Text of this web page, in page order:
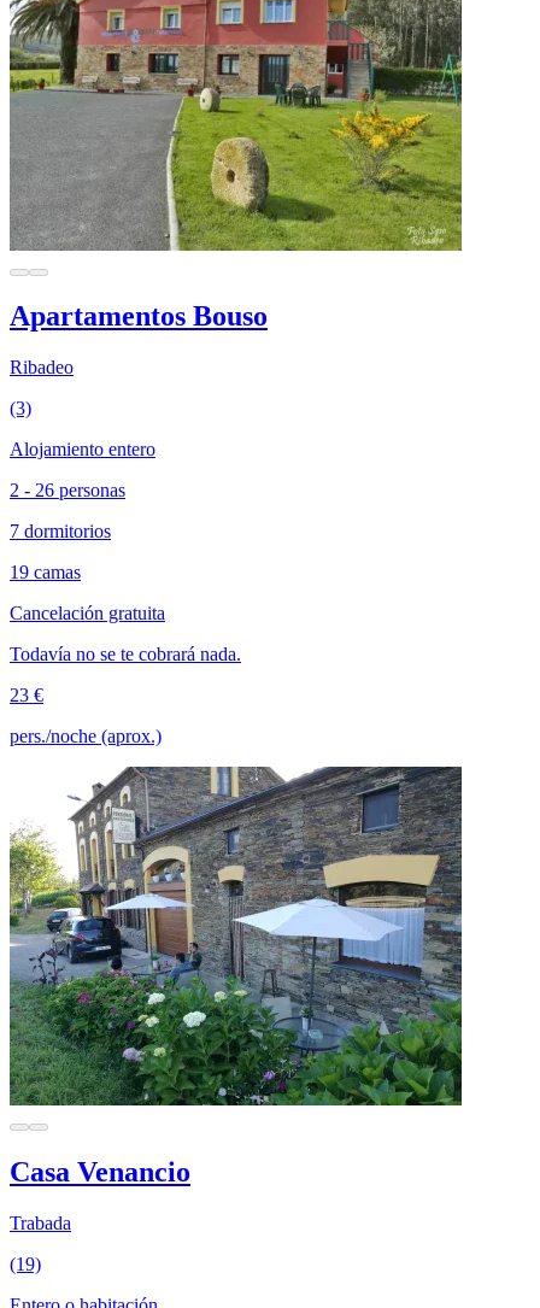
Apartamentos Bouso
Ribadeo
(3)
Alojamiento entero
2 - 26 personas
7 dormitorios
19 camas
Cancelación gratuita
Todavía no se te cobrará nada.
23 €
pers./noche (aprox.)
Casa Venancio
Trabada
(19)